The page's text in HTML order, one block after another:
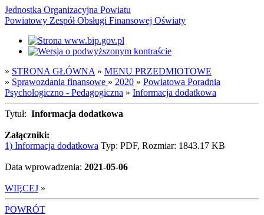
Jednostka Organizacyjna Powiatu
Powiatowy Zespół Obsługi Finansowej Oświaty
» STRONA GŁÓWNA » MENU PRZEDMIOTOWE
» Sprawozdania finansowe » 2020 » Powiatowa Poradnia
Psychologiczno - Pedagogiczna » Informacja dodatkowa
Tytuł: Informacja dodatkowa
Załączniki:
1) Informacja dodatkowa Typ: PDF, Rozmiar: 1843.17 KB
Data wprowadzenia: 2021-05-06
WIĘCEJ »
POWRÓT